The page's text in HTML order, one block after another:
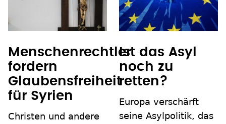
Menschenrechtler
fordern
Glaubensfreiheit
für Syrien
Christen und andere
Ist das Asyl
noch zu
retten?
Europa verschärft
seine Asylpolitik, das